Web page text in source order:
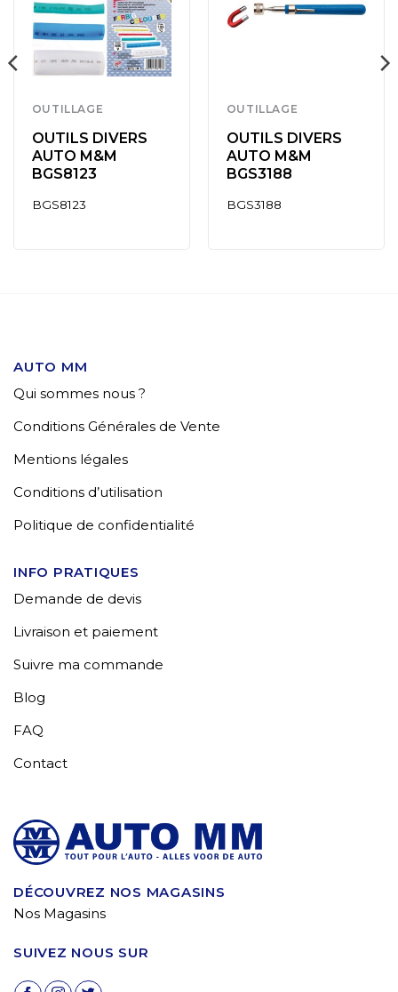
OUTILLAGE
OUTILS DIVERS
AUTO M&M
BGS8123
BGS8123
OUTILLAGE
OUTILS DIVERS
AUTO M&M
BGS3188
BGS3188
AUTO MM
Qui sommes nous ?
Conditions Générales de Vente
Mentions légales
Conditions d’utilisation
Politique de confidentialité
INFO PRATIQUES
Demande de devis
Livraison et paiement
Suivre ma commande
Blog
FAQ
Contact
DÉCOUVREZ NOS MAGASINS
Nos Magasins
SUIVEZ NOUS SUR